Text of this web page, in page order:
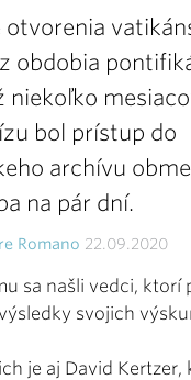
otvorenia
obdobia
niekoľko
bol prístup do
archívu
na pár dní.
Romano 22.09.2020
sa našli vedci, ktorí
svojich
je aj David Kertzer,